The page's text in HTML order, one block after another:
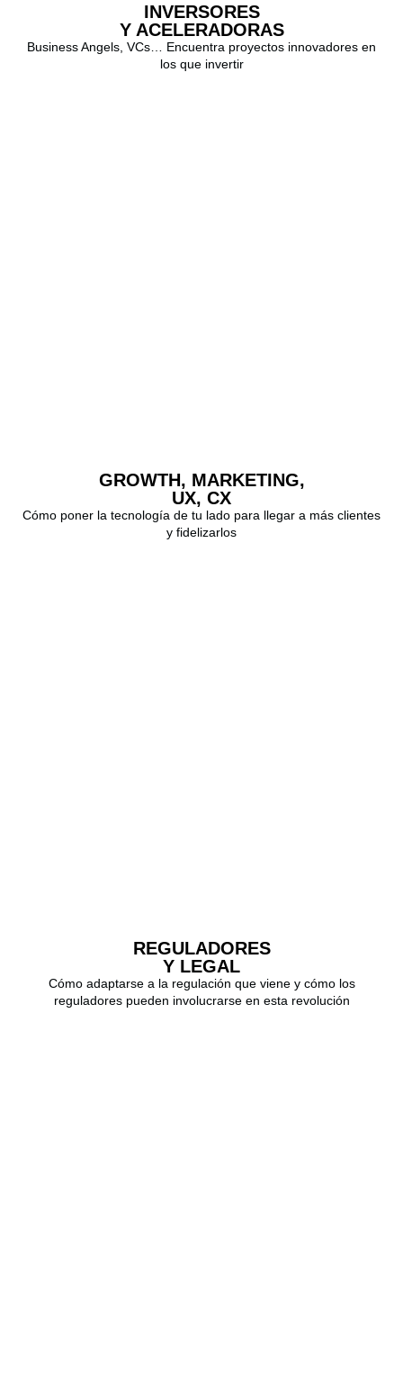
INVERSORES
Y ACELERADORAS
Business Angels, VCs… Encuentra proyectos innovadores en
los que invertir
GROWTH, MARKETING,
UX, CX​
Cómo poner la tecnología de tu lado para llegar a más clientes
y fidelizarlos
REGULADORES
Y LEGAL
Cómo adaptarse a la regulación que viene y cómo los
reguladores pueden involucrarse en esta revolución